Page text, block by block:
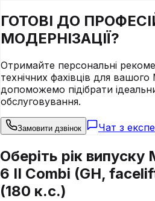
ГОТОВІ ДО
МОДЕРНІЗАЦІЇ?
Отримайте персональні
технічних фахівців для вашого
допоможемо підібрати
обслуговування.
Замовити дзвінок Чат з
Оберіть рік
6 II Combi (GH,
(180 к.с.)